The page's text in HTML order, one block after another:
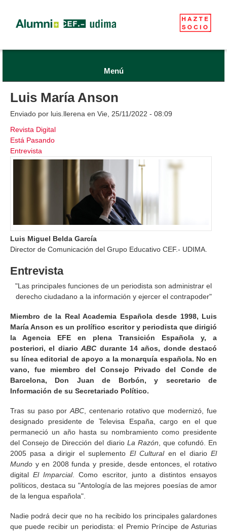
Menú
Luis María Anson
Enviado por luis.llerena en Vie, 25/11/2022 - 08:09
Revista Digital
Está Pasando
Entrevista
Luis Miguel Belda García
Director de Comunicación del Grupo Educativo CEF.- UDIMA.
Entrevista
"Las principales funciones de un periodista son administrar el
derecho ciudadano a la información y ejercer el contrapoder"
Miembro de la Real Academia Española desde 1998, Luis
María Anson es un prolífico escritor y periodista que dirigió
la Agencia EFE en plena Transición Española y, a
posteriori, el diarioABC durante 14 años, donde destacó
su línea editorial de apoyo a la monarquía española. No en
vano, fue miembro del Consejo Privado del Conde de
Barcelona, Don Juan de Borbón, y secretario de
Información de su Secretariado Político.
Tras su paso porABC , centenario rotativo que modernizó, fue
designado presidente de Televisa España, cargo en el que
permaneció un año hasta su nombramiento como presidente
del Consejo de Dirección del diario La Razón , que cofundó. En
2005 pasa a dirigir el suplemento El Culturalen el diarioEl
Mundo y en 2008 funda y preside, desde entonces, el rotativo
digitalEl Imparcial. Como escritor, junto a distintos ensayos
políticos, destaca su "Antología de las mejores poesías de amor
de la lengua española".
Nadie podrá decir que no ha recibido los principales galardones
que puede recibir un periodista: el Premio Príncipe de Asturias